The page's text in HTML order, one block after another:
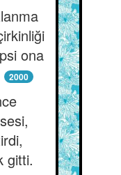
ona
2000
gitti.